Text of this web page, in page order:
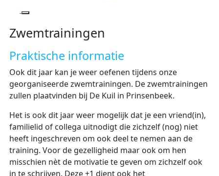
Zwemtrainingen
Praktische informatie
Ook dit jaar kan je weer oefenen tijdens onze
georganiseerde zwemtrainingen. De zwemtrainingen
zullen plaatvinden bij De Kuil in Prinsenbeek.
Het is ook dit jaar weer mogelijk dat je een vriend(in),
familielid of collega uitnodigt die zichzelf (nog) niet
heeft ingeschreven om ook deel te nemen aan de
training. Voor de gezelligheid maar ook om hen
misschien nèt de motivatie te geven om zichzelf ook
in te schrijven. Deze +1 dient ook het